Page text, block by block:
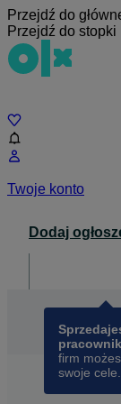
Przejdź do
Przejdź do stopki
Twoje konto
Dodaj
firm
swoje cele.